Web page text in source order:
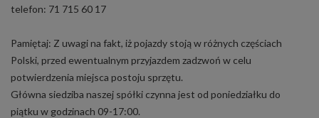
telefon: 71 715 60 17
Pamiętaj: Z uwagi na fakt, iż pojazdy stoją w różnych częściach
Polski, przed ewentualnym przyjazdem zadzwoń w celu
potwierdzenia miejsca postoju sprzętu.
Główna siedziba naszej spółki czynna jest od poniedziałku do
piątku w godzinach 09-17:00.